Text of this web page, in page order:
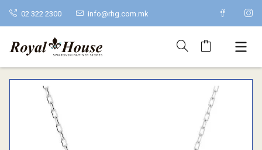
02 322 2300 info@rhg.com.mk